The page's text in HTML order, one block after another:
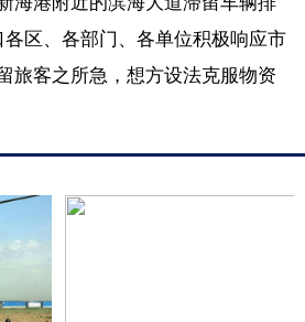
各区、各部门、各单位积极响应市
旅客之所急，想方设法克服物资